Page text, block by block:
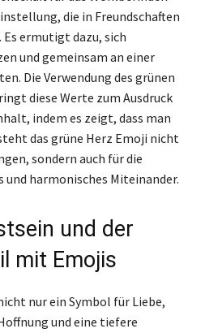
die in Freundschaften
ermutigt dazu, sich
und gemeinsam an einer
Die Verwendung des grünen
diese Werte zum Ausdruck
indem es zeigt, dass man
das grüne Herz Emoji nicht
sondern auch für die
und harmonisches Miteinander.
und der
mit Emojis
nur ein Symbol für Liebe,
und eine tiefere